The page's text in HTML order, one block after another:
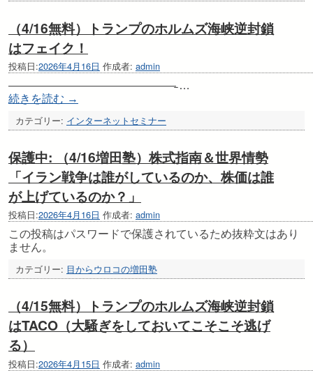
（4/16無料）トランプのホルムズ海峡逆封鎖
はフェイク！
投稿日:2026年4月16日 作成者: admin
———————————————̵ …
続きを読む →
カテゴリー: インターネットセミナー
保護中: （4/16増田塾）株式指南＆世界情勢
「イラン戦争は誰がしているのか、株価は誰
が上げているのか？」
投稿日:2026年4月16日 作成者: admin
この投稿はパスワードで保護されているため抜粋文はあり
ません。
カテゴリー: 目からウロコの増田塾
（4/15無料）トランプのホルムズ海峡逆封鎖
はTACO（大騒ぎをしておいてこそこそ逃げ
る）
投稿日:2026年4月15日 作成者: admin